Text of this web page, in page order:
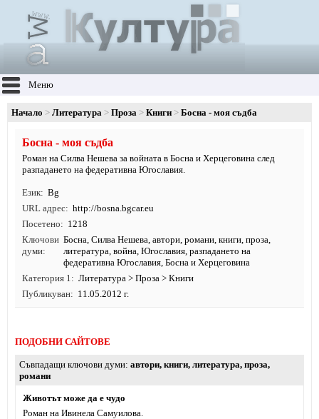
Меню
Начало Литература Проза Книги Босна - моя съдба
Босна - моя съдба
Роман на Силва Нешева за войната в Босна и Херцеговина след
разпадането на федеративна Югославия.
Език
Bg
URL адрес
http://bosna.bgcar.eu
Посетено
1218
Ключови
думи
Босна, Силва Нешева, автори, романи, книги, проза,
литература, война, Югославия, разпадането на
федеративна Югославия, Босна и Херцеговина
Категория 1
Литература > Проза > Книги
Публикуван
11.05.2012 г.
ПОДОБНИ САЙТОВЕ
Съвпадащи ключови думи автори, книги, литература, проза,
романи
Животът може да е чудо
Роман на Ивинела Самуилова.